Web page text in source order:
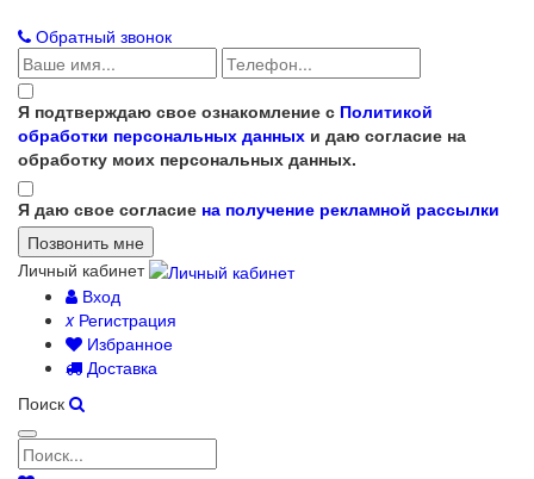
Обратный звонок
Я подтверждаю свое ознакомление с Политикой
обработки персональных данных и даю согласие на
обработку моих персональных данных.
Я даю свое согласие на получение рекламной рассылки
Личный кабинет
Вход
xРегистрация
Избранное
Доставка
Поиск